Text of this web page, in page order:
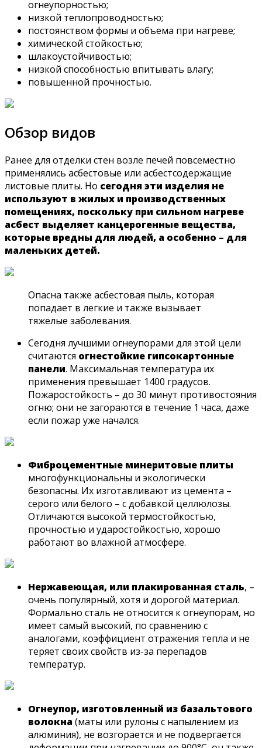
огнеупорностью;
низкой теплопроводностью;
постоянством формы и объема при нагреве;
химической стойкостью;
шлакоустойчивостью;
низкой способностью впитывать влагу;
повышенной прочностью.
Обзор видов
Ранее для отделки стен возле печей повсеместно
применялись асбестовые или асбестсодержащие
листовые плиты. Но сегодня эти изделия не
используют в жилых и производственных
помещениях, поскольку при сильном нагреве
асбест выделяет канцерогенные вещества,
которые вредны для людей, а особенно – для
маленьких детей.
Опасна также асбестовая пыль, которая
попадает в легкие и также вызывает
тяжелые заболевания.
Сегодня лучшими огнеупорами для этой цели
считаются огнестойкие гипсокартонные
панели. Максимальная температура их
применения превышает 1400 градусов.
Пожаростойкость – до 30 минут противостояния
огню; они не загораются в течение 1 часа, даже
если пожар уже начался.
Фиброцементные минеритовые плиты
многофункциональны и экологически
безопасны. Их изготавливают из цемента –
серого или белого – с добавкой целлюлозы.
Отличаются высокой термостойкостью,
прочностью и ударостойкостью, хорошо
работают во влажной атмосфере.
Нержавеющая, или плакированная сталь, –
очень популярный, хотя и дорогой материал.
Формально сталь не относится к огнеупорам, но
имеет самый высокий, по сравнению с
аналогами, коэффициент отражения тепла и не
теряет своих свойств из-за перепадов
температур.
Огнеупор, изготовленный из базальтового
волокна(маты или рулоны с напылением из
алюминия), не возгорается и не подвергается